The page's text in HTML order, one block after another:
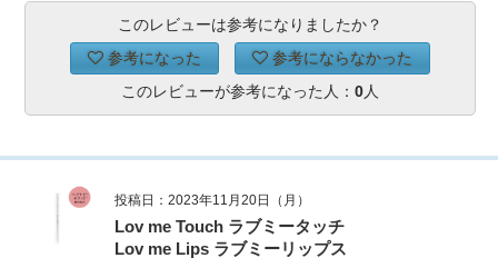
このレビューは参考になりましたか？
参考になった
参考にならなかった
このレビューが参考になった人： 0人
投稿日：2023年11月20日（月）
Lov me Touch ラブミータッチ
Lov me Lips ラブミーリップス